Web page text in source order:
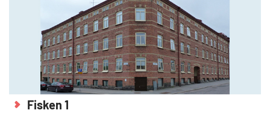
Fisken 1